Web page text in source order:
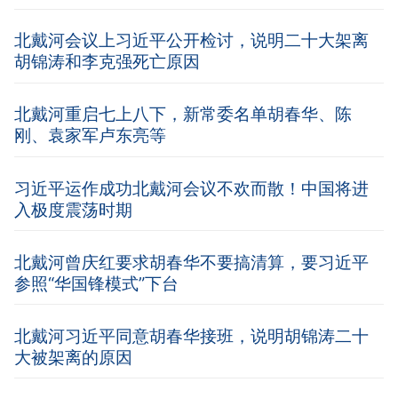
北戴河会议上习近平公开检讨，说明二十大架离
胡锦涛和李克强死亡原因
北戴河重启七上八下，新常委名单胡春华、陈
刚、袁家军卢东亮等
习近平运作成功北戴河会议不欢而散！中国将进
入极度震荡时期
北戴河曾庆红要求胡春华不要搞清算，要习近平
参照“华国锋模式”下台
北戴河习近平同意胡春华接班，说明胡锦涛二十
大被架离的原因